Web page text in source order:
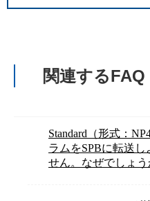
関連するFAQ
Standard（形式：
ラムをSPBに転送
せん。なぜでしょう